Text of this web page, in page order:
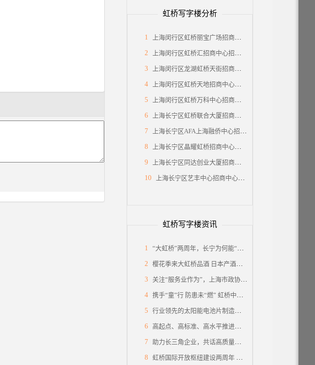
虹桥写字楼分析
1 上海闵行区虹桥丽宝广场招商中心招商租赁综合评估报告：企业选址决策深度分析
2 上海闵行区虹桥汇招商中心招商租赁综合评估报告：企业选址决策深度分析
3 上海闵行区龙湖虹桥天街招商中心招商租赁综合评估报告：企业选址决策深度分析
4 上海闵行区虹桥天地招商中心招商租赁综合评估报告：企业选址决策深度分析
5 上海闵行区虹桥万科中心招商中心招商租赁综合评估报告：企业选址决策深度分析
6 上海长宁区虹桥联合大厦招商中心招商租赁综合评估报告：企业选址决策深度分析
7 上海长宁区AFA上海融侨中心招商中心招商租赁综合评估报告：企业选址决策深度分析
8 上海长宁区晶耀虹桥招商中心招商租赁综合评估报告：企业选址决策深度分析
9 上海长宁区同达创业大厦招商中心招商租赁综合评估报告：企业选址决策深度分析
10 上海长宁区艺丰中心招商中心招商租赁综合评估报告：企业选址决策深度分析
虹桥写字楼资讯
1 “大虹桥”两周年，长宁为何能“小身材”有大作为？
2 樱花季来大虹桥品酒 日本产酒类BtoB商贸洽谈会在虹桥品汇举办
3 关注“服务业作为”，上海市政协来到虹桥开展“内需潜力”课题调研
4 携手“童”行 防患未“燃” 虹桥中心消防救援站开展“消防站开放日”活动
5 行业领先的太阳能电池片制造商，上海总部落户大虹桥
6 高起点、高标准、高水平推进虹桥前湾蓝图落地 前湾片区规划建设实施总控平台启动成果征询
7 助力长三角企业，共话高质量发展，“虹桥财经汇”在虹桥国际中央商务区嘉定片区举办
8 虹桥国际开放枢纽建设两周年 一座全国法律服务新地标正在这里崛起